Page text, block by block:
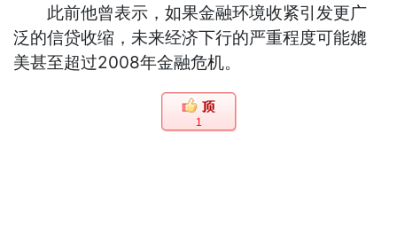
此前他曾表示，如果金融环境收紧引发更广
泛的信贷收缩，未来经济下行的严重程度可能媲
美甚至超过2008年金融危机。
1